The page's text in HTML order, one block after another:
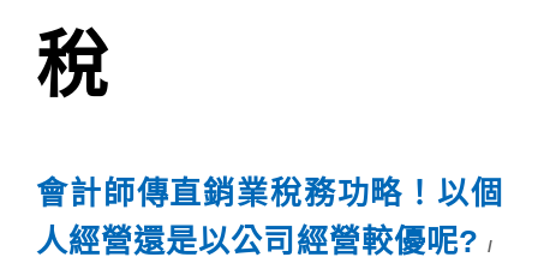
稅
會計師傳直銷業稅務功略！以個
人經營還是以公司經營較優呢?